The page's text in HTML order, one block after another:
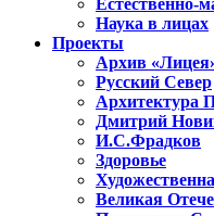
Естественно-
Наука в лицах
Проекты
Архив
Русский Север
Архитектура
Дмитрий
И.С.Фрадков
Здоровье
Великая